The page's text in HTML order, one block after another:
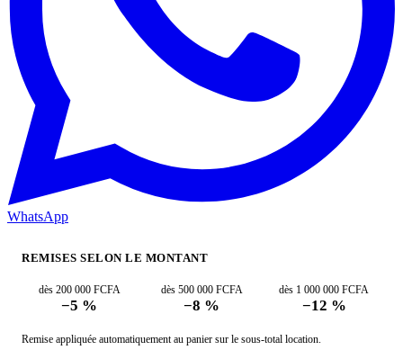
WhatsApp
REMISES SELON LE MONTANT
dès 200 000 FCFA
−5 %
dès 500 000 FCFA
−8 %
dès 1 000 000 FCFA
−12 %
Remise appliquée automatiquement au panier sur le sous-total location.